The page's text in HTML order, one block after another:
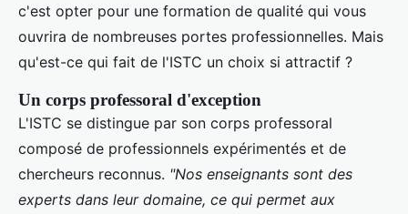
c'est opter pour une formation de qualité qui vous
ouvrira de nombreuses portes professionnelles. Mais
qu'est-ce qui fait de l'ISTC un choix si attractif ?
Un corps professoral d'exception
L'ISTC se distingue par son corps professoral
composé de professionnels expérimentés et de
chercheurs reconnus. "Nos enseignants sont des
experts dans leur domaine, ce qui permet aux